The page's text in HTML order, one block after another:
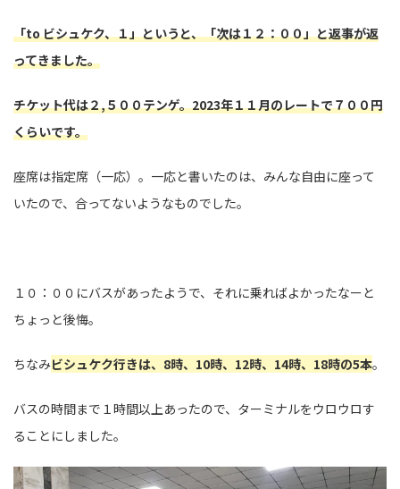
「to ビシュケク、１」というと、「次は１２：００」と返事が返
ってきました。
チケット代は２,５００テンゲ。2023年１１月のレートで７００円
くらいです。
座席は指定席（一応）。一応と書いたのは、みんな自由に座って
いたので、合ってないようなものでした。
１０：００にバスがあったようで、それに乗ればよかったなーと
ちょっと後悔。
ちなみビシュケク行きは、8時、10時、12時、14時、18時の5本。
バスの時間まで１時間以上あったので、ターミナルをウロウロす
ることにしました。